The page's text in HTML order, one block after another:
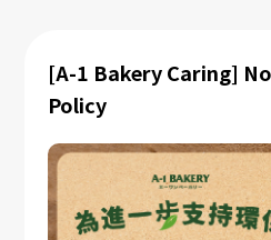
[A-1 Bakery Caring]
Policy